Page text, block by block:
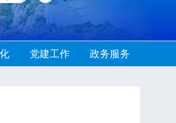
党建工作 政务服务